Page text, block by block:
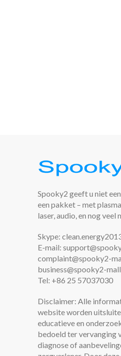
Spooky2 geeft u niet
een pakket – met
laser, audio, en nog veel
Skype:
E-mail:
complaint@spooky2-
business@spooky2-
Tel: +86 25 57037030
Disclaimer: Alle
website worden
educatieve en
bedoeld ter vervanging
diagnose of